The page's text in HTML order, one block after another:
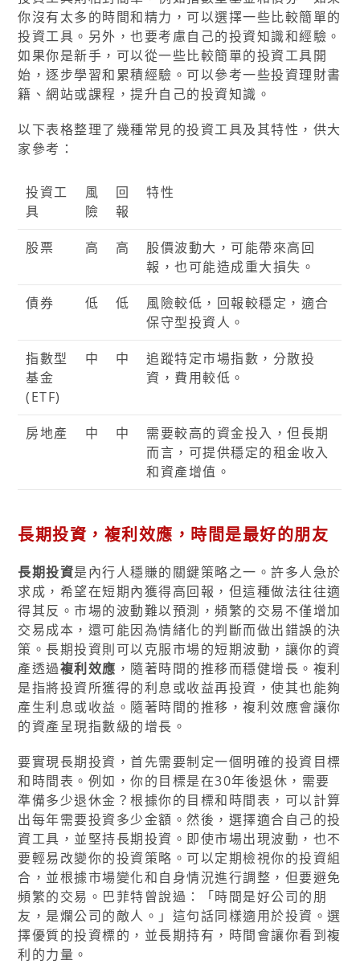
你沒有太多的時間和精力，可以選擇一些比較簡單的
投資工具。另外，也要考慮自己的投資知識和經驗。
如果你是新手，可以從一些比較簡單的投資工具開
始，逐步學習和累積經驗。可以參考一些投資理財書
籍、網站或課程，提升自己的投資知識。
以下表格整理了幾種常見的投資工具及其特性，供大
家參考：
投資工
具
風
險
回
報
特性
股票 高 高
股價波動大，可能帶來高回
報，也可能造成重大損失。
債券 低 低
風險較低，回報較穩定，適合
保守型投資人。
指數型
基金
(ETF)
中 中
追蹤特定市場指數，分散投
資，費用較低。
房地產 中 中
需要較高的資金投入，但長期
而言，可提供穩定的租金收入
和資產增值。
長期投資，複利效應，時間是最好的朋友
長期投資是內行人穩賺的關鍵策略之一。許多人急於
求成，希望在短期內獲得高回報，但這種做法往往適
得其反。市場的波動難以預測，頻繁的交易不僅增加
交易成本，還可能因為情緒化的判斷而做出錯誤的決
策。長期投資則可以克服市場的短期波動，讓你的資
產透過複利效應 ，隨著時間的推移而穩健增長。複利
是指將投資所獲得的利息或收益再投資，使其也能夠
產生利息或收益。隨著時間的推移，複利效應會讓你
的資產呈現指數級的增長。
要實現長期投資，首先需要制定一個明確的投資目標
和時間表。例如，你的目標是在30年後退休，需要
準備多少退休金？根據你的目標和時間表，可以計算
出每年需要投資多少金額。然後，選擇適合自己的投
資工具，並堅持長期投資。即使市場出現波動，也不
要輕易改變你的投資策略。可以定期檢視你的投資組
合，並根據市場變化和自身情況進行調整，但要避免
頻繁的交易。巴菲特曾說過：「時間是好公司的朋
友，是爛公司的敵人。」這句話同樣適用於投資。選
擇優質的投資標的，並長期持有，時間會讓你看到複
利的力量。